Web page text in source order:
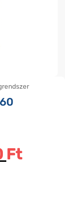
FtCurrent
price